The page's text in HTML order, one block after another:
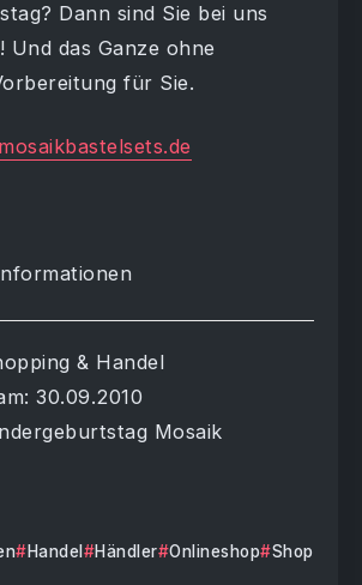
Dann sind Sie bei uns
Und das Ganze ohne
für Sie.
& Handel
30.09.2010
Mosaik
Handel Händler Onlineshop
Shop